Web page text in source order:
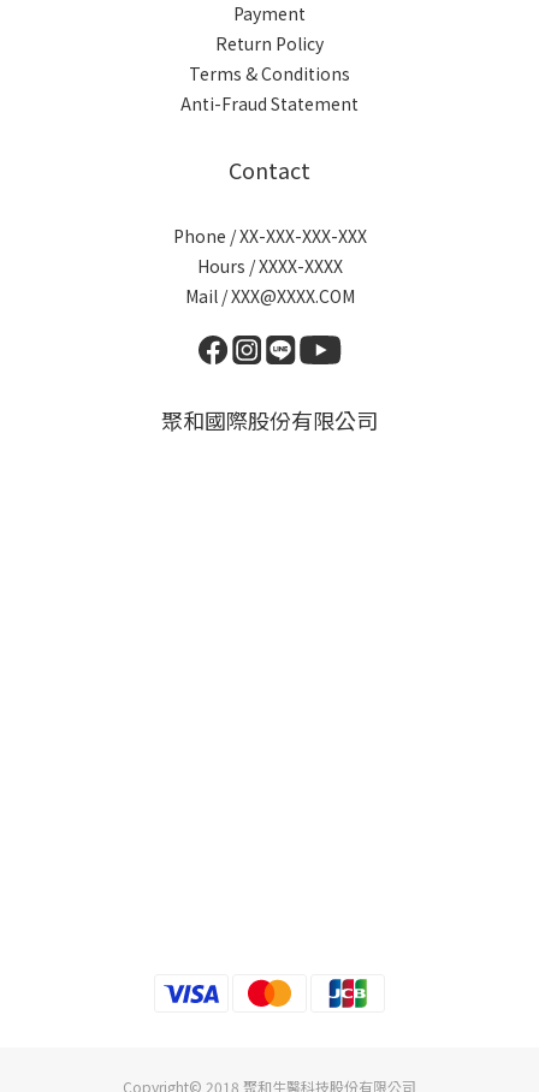
Payment
Return Policy
Terms & Conditions
Anti-Fraud Statement
Contact
Phone / XX-XXX-XXX-XXX
Hours / XXXX-XXXX
Mail / XXX@XXXX.COM
聚和國際股份有限公司
Copyright© 2018 聚和生醫科技股份有限公司